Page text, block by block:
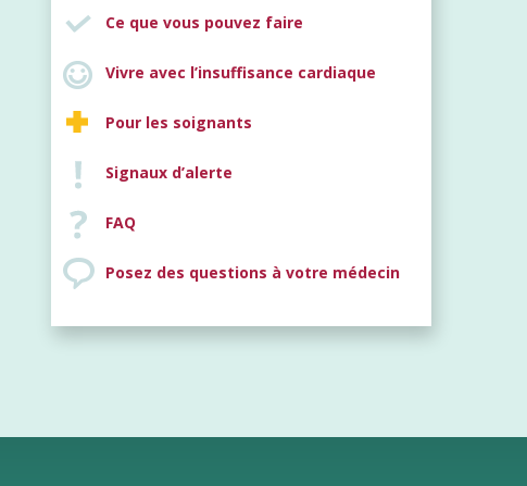
Ce que vous pouvez faire
Vivre avec l’insuffisance cardiaque
Pour les soignants
Signaux d’alerte
FAQ
Posez des questions à votre médecin